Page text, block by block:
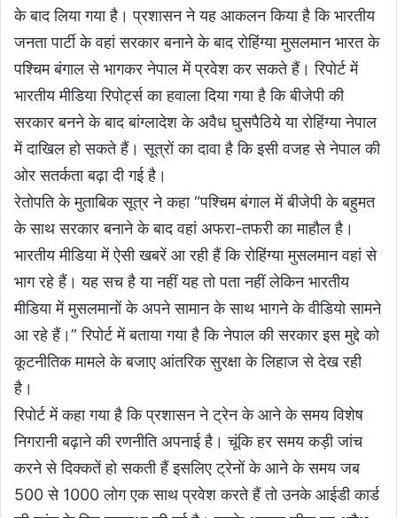
के बाद लिया गया है। प्रशासन ने यह आकलन किया है कि भारतीय
जनता पार्टी के वहां सरकार बनाने के बाद रोहिंग्या मुसलमान भारत के
पश्चिम बंगाल से भागकर नेपाल में प्रवेश कर सकते हैं। रिपोर्ट में
भारतीय मीडिया रिपोर्ट्स का हवाला दिया गया है कि बीजेपी की
सरकार बनने के बाद बांग्लादेश के अवैध घुसपैठिये या रोहिंग्या नेपाल
में दाखिल हो सकते हैं। सूत्रों का दावा है कि इसी वजह से नेपाल की
ओर सतर्कता बढ़ा दी गई है।
रेतोपति के मुताबिक सूत्र ने कहा “पश्चिम बंगाल में बीजेपी के बहुमत
के साथ सरकार बनाने के बाद वहां अफरा-तफरी का माहौल है।
भारतीय मीडिया में ऐसी खबरें आ रही हैं कि रोहिंग्या मुसलमान वहां से
भाग रहे हैं। यह सच है या नहीं यह तो पता नहीं लेकिन भारतीय
मीडिया में मुसलमानों के अपने सामान के साथ भागने के वीडियो सामने
आ रहे हैं।” रिपोर्ट में बताया गया है कि नेपाल की सरकार इस मुद्दे को
कूटनीतिक मामले के बजाए आंतरिक सुरक्षा के लिहाज से देख रही
है।
रिपोर्ट में कहा गया है कि प्रशासन ने ट्रेन के आने के समय विशेष
निगरानी बढ़ाने की रणनीति अपनाई है। चूंकि हर समय कड़ी जांच
करने से दिक्कतें हो सकती हैं इसलिए ट्रेनों के आने के समय जब
500 से 1000 लोग एक साथ प्रवेश करते हैं तो उनके आईडी कार्ड